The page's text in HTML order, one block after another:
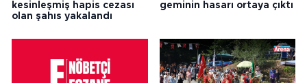
kesinleşmiş hapis cezası
olan şahıs yakalandı
geminin hasarı ortaya çıktı